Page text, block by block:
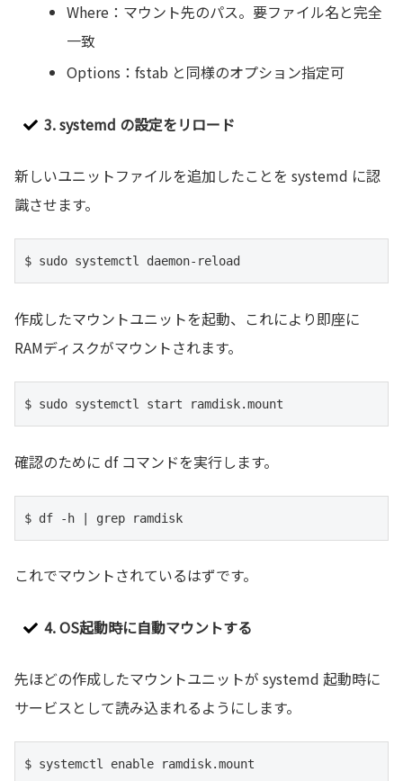
Where：マウント先のパス。要ファイル名と完全
一致
Options：fstab と同様のオプション指定可
3. systemd の設定をリロード
新しいユニットファイルを追加したことを systemd に認
識させます。
$ sudo systemctl daemon-reload
作成したマウントユニットを起動、これにより即座に
RAMディスクがマウントされます。
$ sudo systemctl start ramdisk.mount
確認のために df コマンドを実行します。
$ df -h | grep ramdisk
これでマウントされているはずです。
4. OS起動時に自動マウントする
先ほどの作成したマウントユニットが systemd 起動時に
サービスとして読み込まれるようにします。
$ systemctl enable ramdisk.mount